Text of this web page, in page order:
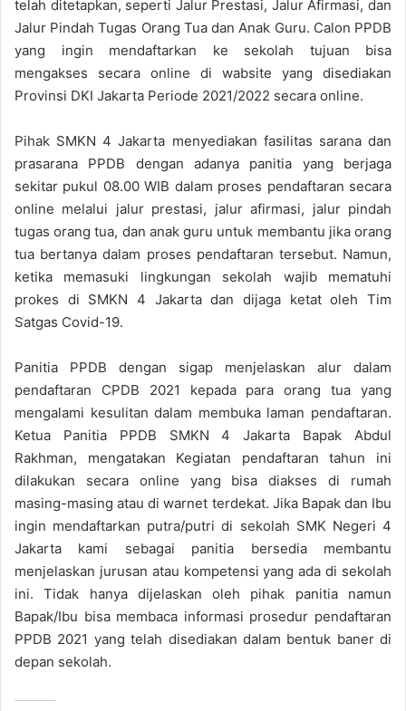
telah ditetapkan, seperti Jalur Prestasi, Jalur Afirmasi, dan
Jalur Pindah Tugas Orang Tua dan Anak Guru. Calon PPDB
yang ingin mendaftarkan ke sekolah tujuan bisa
mengakses secara online di wabsite yang disediakan
Provinsi DKI Jakarta Periode 2021/2022 secara online.
Pihak SMKN 4 Jakarta menyediakan fasilitas sarana dan
prasarana PPDB dengan adanya panitia yang berjaga
sekitar pukul 08.00 WIB dalam proses pendaftaran secara
online melalui jalur prestasi, jalur afirmasi, jalur pindah
tugas orang tua, dan anak guru untuk membantu jika orang
tua bertanya dalam proses pendaftaran tersebut. Namun,
ketika memasuki lingkungan sekolah wajib mematuhi
prokes di SMKN 4 Jakarta dan dijaga ketat oleh Tim
Satgas Covid-19.
Panitia PPDB dengan sigap menjelaskan alur dalam
pendaftaran CPDB 2021 kepada para orang tua yang
mengalami kesulitan dalam membuka laman pendaftaran.
Ketua Panitia PPDB SMKN 4 Jakarta Bapak Abdul
Rakhman, mengatakan Kegiatan pendaftaran tahun ini
dilakukan secara online yang bisa diakses di rumah
masing-masing atau di warnet terdekat. Jika Bapak dan Ibu
ingin mendaftarkan putra/putri di sekolah SMK Negeri 4
Jakarta kami sebagai panitia bersedia membantu
menjelaskan jurusan atau kompetensi yang ada di sekolah
ini. Tidak hanya dijelaskan oleh pihak panitia namun
Bapak/Ibu bisa membaca informasi prosedur pendaftaran
PPDB 2021 yang telah disediakan dalam bentuk baner di
depan sekolah.